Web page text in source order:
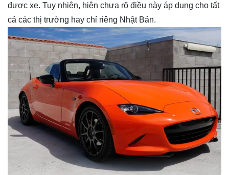
được xe. Tuy nhiên, hiện chưa rõ điều này áp dụng cho tất
cả các thị trường hay chỉ riêng Nhật Bản.